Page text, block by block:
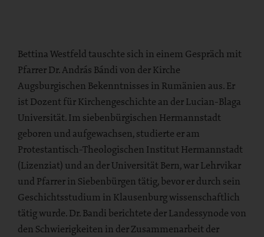
Bettina Westfeld tauschte sich in einem Gespräch mit
Pfarrer Dr. András Bándi von der Kirche
Augsburgischen Bekenntnisses in Rumänien aus. Er
ist Dozent für Kirchengeschichte an der Lucian-Blaga
Universität. Im siebenbürgischen Hermannstadt
geboren und aufgewachsen, studierte er am
Protestantisch-Theologischen Institut Hermannstadt
(Lizenziat) und an der Universität Bern, war Lehrvikar
und Pfarrer in Siebenbürgen tätig, bevor er durch sein
Geschichtsstudium in Klausenburg wissenschaftlich
tätig wurde. Dr. Bandi berichtete der Landessynode von
den Schwierigkeiten in der Zusammenarbeit der